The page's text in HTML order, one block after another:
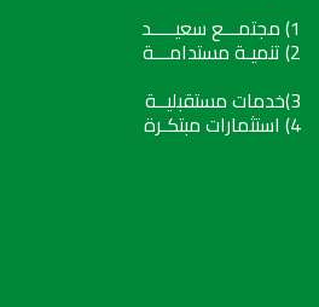
1) مجتمـــع سعيـــــد
2) تنميـة مستدامـــة
3)خدمات مستقبليــة
4) استثمارات مبتكـرة